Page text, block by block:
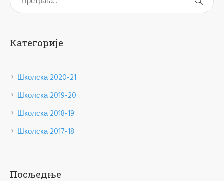
Категорије
Школска 2020-21
Школска 2019-20
Школска 2018-19
Школска 2017-18
Посљедње